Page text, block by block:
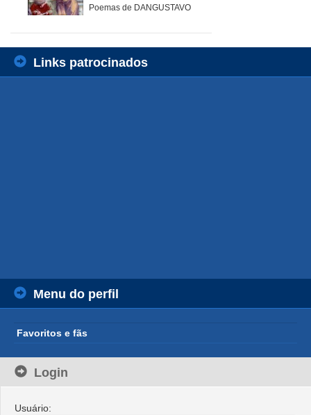
Poemas de DANGUSTAVO
Links patrocinados
Menu do perfil
Favoritos e fãs
Login
Usuário: